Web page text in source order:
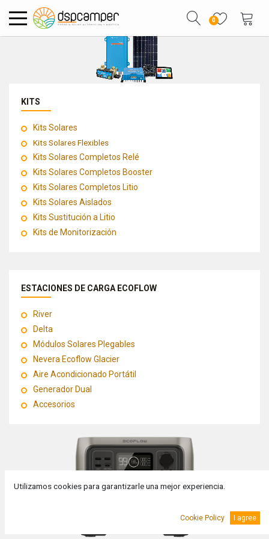
0
KITS
Kits Solares
Kits Solares Flexibles
Kits Solares Completos Relé
Kits Solares Completos Booster
Kits Solares Completos Litio
Kits Solares Aislados
Kits Sustitución a Litio
Kits de Monitorización
ESTACIONES DE CARGA ECOFLOW
River
Delta
Módulos Solares Plegables
Nevera Ecoflow Glacier
Aire Acondicionado Portátil
Generador Dual
Accesorios
Utilizamos cookies para garantizarle una mejor experiencia.
Cookie Policy I agree